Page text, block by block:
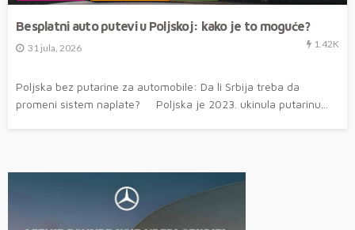
Besplatni auto putevi u Poljskoj: kako je to moguće?
31 jula, 2026 1.42K
Poljska bez putarine za automobile: Da li Srbija treba da
promeni sistem naplate? Poljska je 2023. ukinula putarinu...